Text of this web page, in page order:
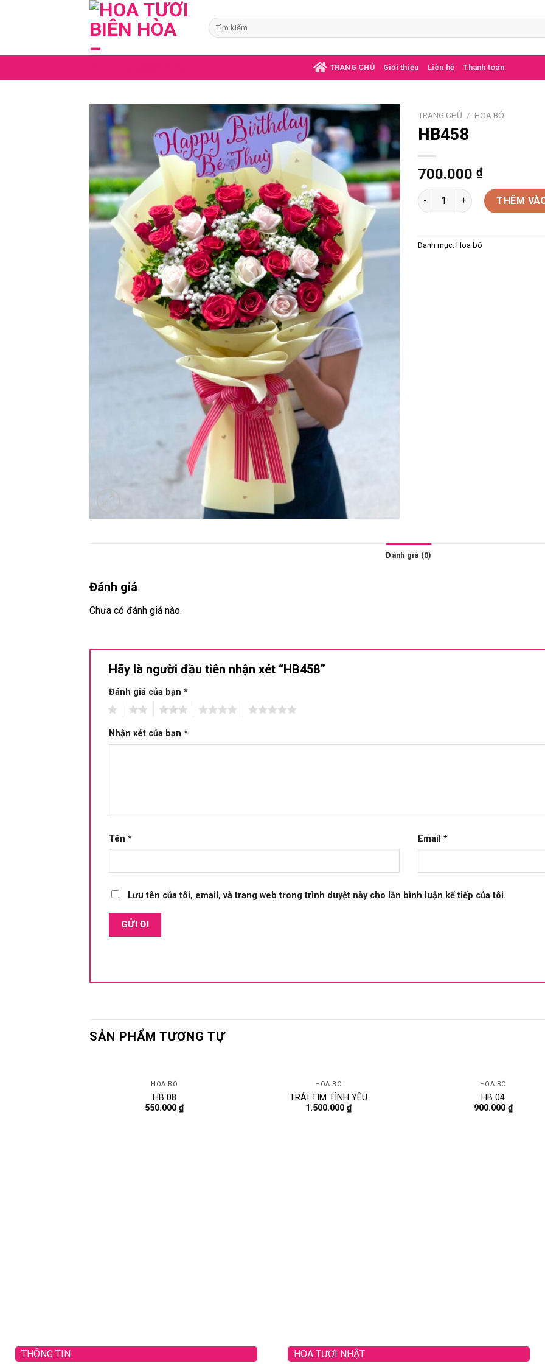
Tìm
kiếm:
TRANG CHỦ Giới thiệu Liên hệ Thanh toán
TRANG CHỦ / HOA BÓ
HB458
700.000 ₫
HB458 số lượng THÊM
Danh mục: Hoa bó
Đánh giá (0)
Đánh giá
Chưa có đánh giá nào.
Hãy là người đầu tiên nhận xét “HB458”
Đánh giá của bạn *
Nhận xét của bạn *
Tên * Email *
Lưu tên của tôi, email, và trang web trong trình duyệt này cho lần bình luận kế tiếp của tôi.
SẢN PHẨM TƯƠNG TỰ
HOA BÓ
HB 08
550.000₫
HOA BÓ
TRÁI TIM TÌNH YÊU
1.500.000₫
HOA BÓ
HB 04
900.000 ₫
THÔNG TIN HOA TƯƠI NHẬT